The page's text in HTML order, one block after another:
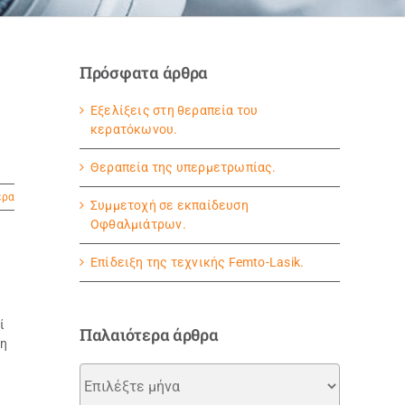
Πρόσφατα άρθρα
Εξελίξεις στη θεραπεία του
κερατόκωνου.
Θεραπεία της υπερμετρωπίας.
Συμμετοχή σε εκπαίδευση
Οφθαλμιάτρων.
Eπίδειξη της τεχνικής Femto-Lasik.
Παλαιότερα άρθρα
άρθρα